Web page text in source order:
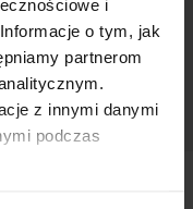
i
o tym, jak
partnerom
z innymi danymi
podczas
wyrażasz zgodę
w